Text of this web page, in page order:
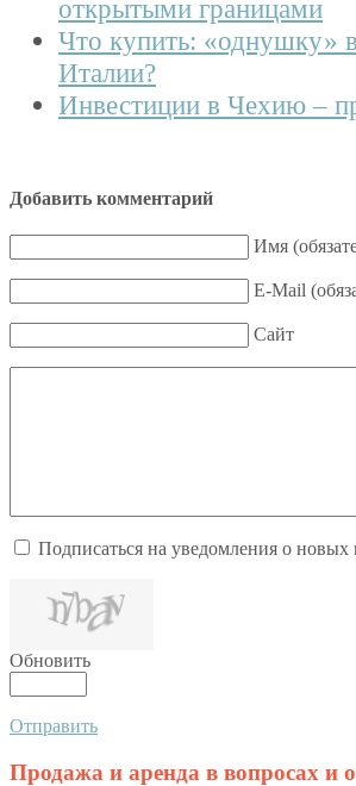
открытыми границами
Что купить: «однушку»
Италии?
Инвестиции в Чехию –
Добавить комментарий
Имя
E-Mail
Сайт
Подписаться на уведомления о новых
Обновить
Отправить
Продажа и аренда в вопросах и